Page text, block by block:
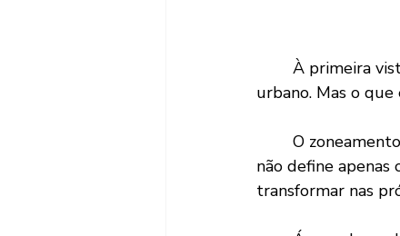
urbano. Mas o
não define
transformar nas